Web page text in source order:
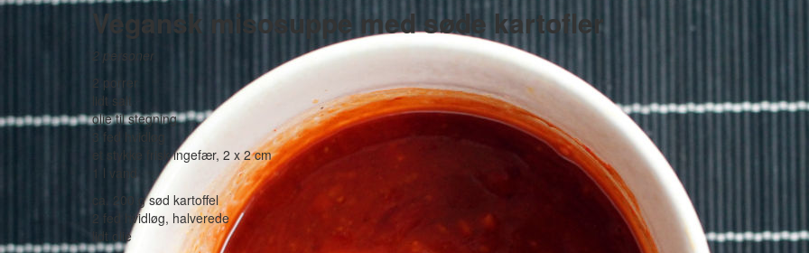
Vegansk misosuppe med søde kartofler
2 personer
2 porrer
lidt salt
olie til stegning
3 fed hvidløg
et stykke frisk ingefær, 2 x 2 cm
1 l vand
ca. 200 g sød kartoffel
2 fed hvidløg, halverede
lidt olie